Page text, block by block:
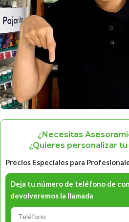
¿Necesitas
¿Quieres personalizar
Precios Especiales para
Deja tu número de teléfono de
devolveremos la llamada